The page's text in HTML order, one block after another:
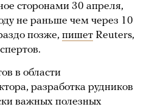
сторонами 30 апреля,
не раньше чем через 10
позже, пишет Reuters,
в области
разработка рудников
важных полезных